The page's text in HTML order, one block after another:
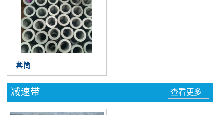
套筒
减速带 查看更多+